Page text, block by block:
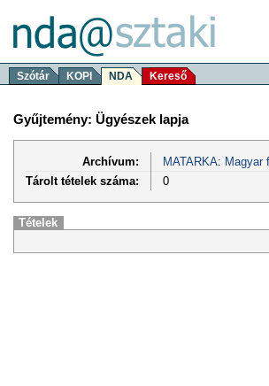
Szótár KOPI NDA Kereső
Gyűjtemény: Ügyészek lapja
Archívum:
MATARKA: Magyar
Tárolt tételek száma:
0
Tételek